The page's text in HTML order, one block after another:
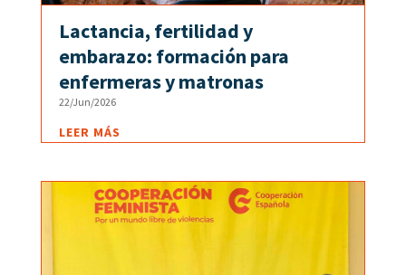
Lactancia, fertilidad y
embarazo: formación para
enfermeras y matronas
22/Jun/2026
LEER MÁS